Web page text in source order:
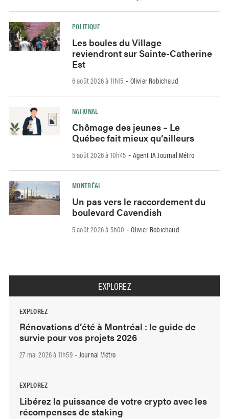
POLITIQUE
Les boules du Village
reviendront sur Sainte-Catherine
Est
6 août 2026 à 11h15 - Olivier Robichaud
NATIONAL
Chômage des jeunes – Le
Québec fait mieux qu’ailleurs
5 août 2026 à 10h45 - Agent IA Journal Métro
MONTRÉAL
Un pas vers le raccordement du
boulevard Cavendish
5 août 2026 à 5h00 -Olivier Robichaud
EXPLOREZ
EXPLOREZ
Rénovations d’été à Montréal : le guide de
survie pour vos projets 2026
27 mai 2026 à 11h59- Journal Métro
EXPLOREZ
Libérez la puissance de votre crypto avec les
récompenses de staking